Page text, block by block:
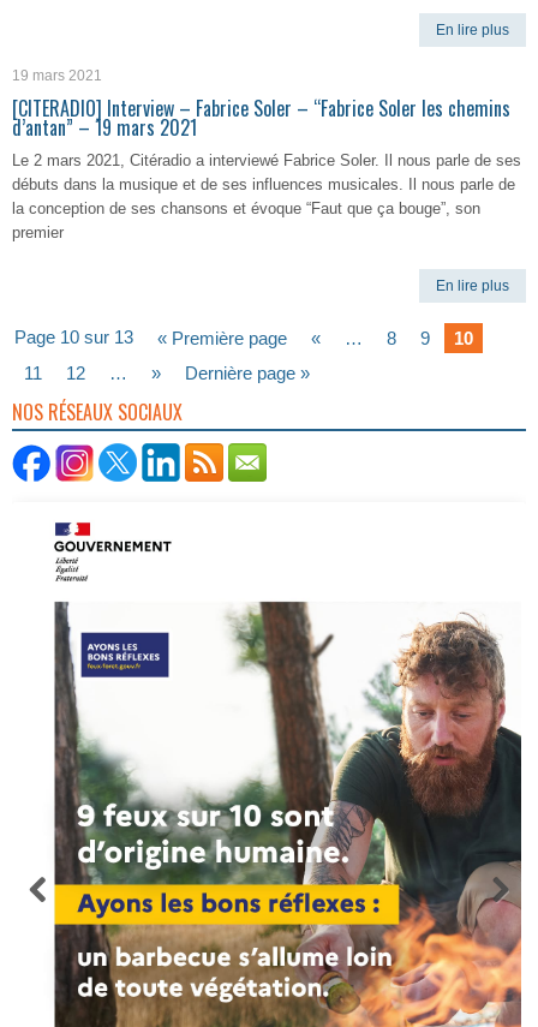
En lire plus
19 mars 2021
[CITERADIO] Interview – Fabrice Soler – “Fabrice Soler les chemins
d’antan” – 19 mars 2021
Le 2 mars 2021, Citéradio a interviewé Fabrice Soler. Il nous parle de ses
débuts dans la musique et de ses influences musicales. Il nous parle de
la conception de ses chansons et évoque “Faut que ça bouge”, son
premier
En lire plus
Page 10 sur 13 « Première page « … 8 9
10
11
12 … » Dernière page »
NOS RÉSEAUX SOCIAUX